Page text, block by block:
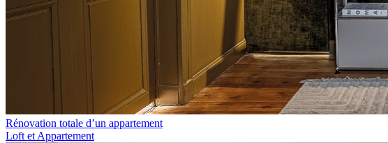
Rénovation totale d’un appartement
Loft et Appartement